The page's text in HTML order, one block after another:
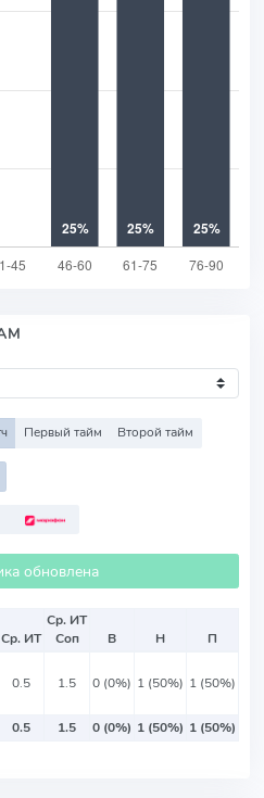
Первый тайм Второй тайм
обновлена
Ср. ИТ
Ср. ИТ
Соп
В Н
П
0.5 1.5 0 (0%) 1 (50%) 1 (50%)
0.5 1.5 0 (0%) 1 (50%) 1 (50%)